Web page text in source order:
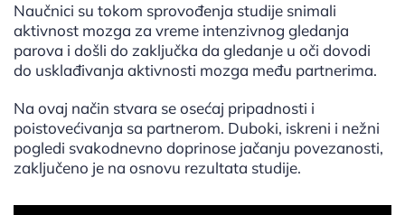
Naučnici su tokom sprovođenja studije snimali
aktivnost mozga za vreme intenzivnog gledanja
parova i došli do zaključka da gledanje u oči dovodi
do usklađivanja aktivnosti mozga među partnerima.
Na ovaj način stvara se osećaj pripadnosti i
poistovećivanja sa partnerom. Duboki, iskreni i nežni
pogledi svakodnevno doprinose jačanju povezanosti,
zaključeno je na osnovu rezultata studije.